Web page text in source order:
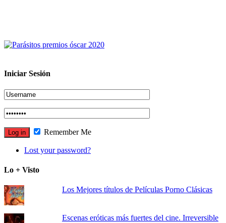
Iniciar Sesión
Remember Me
Lost your password?
Lo + Visto
Los Mejores títulos de Películas Porno Clásicas
Escenas eróticas más fuertes del cine. Irreversible